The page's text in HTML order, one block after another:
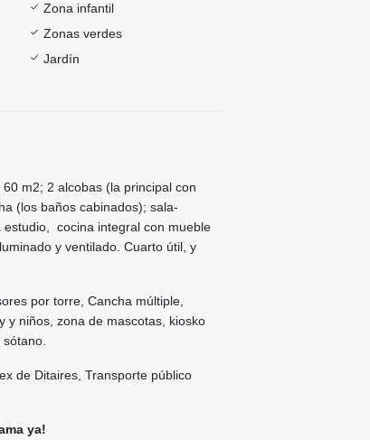
Zona infantil
Zonas verdes
Jardín
60 m2; 2 alcobas (la principal con
(los baños cabinados); sala-
cocina integral con mueble
y ventilado. Cuarto útil, y
por torre, Cancha múltiple,
y niños, zona de mascotas, kiosko
de Ditaires, Transporte público
ya!